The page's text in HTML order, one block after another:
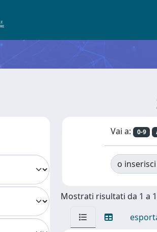
Vai a: 0-9
o
Mostrati risultati da 1 a